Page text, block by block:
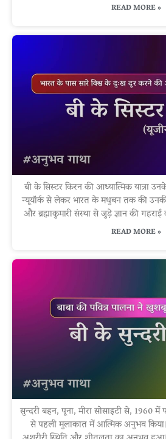
READ MORE »
बी के सिस्टर किरन की आध्यात्मिक यात्रा
न्यूयॉर्क से लेकर भारत के मधुबन तक की उनकी
और ब्रह्माकुमारी संस्था से जुड़े ज्ञान की
READ MORE »
सुन्दरी बहन, पूना, मीरा सोसाइटी से, 1960
से पहली मुलाकात में आत्मिक अनुभव किया।